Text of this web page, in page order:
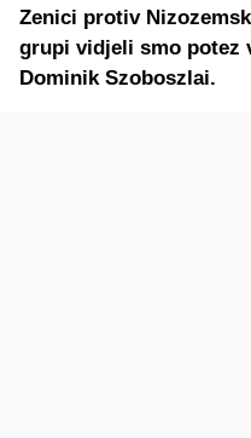
Zenici protiv
grupi vidjeli smo potez
Dominik Szoboszlai.